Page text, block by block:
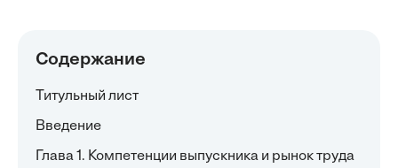
Содержание
Титульный лист
Введение
Глава 1. Компетенции выпускника и рынок труда